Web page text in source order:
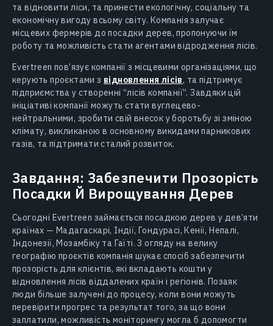
та відновити ліси, та принести екологічну, соціальну та
економічну вигоду всьому світу. Компанія залучає
місцевих фермерів до посадки дерев, пропонуючи їм
роботу та можливість стати агентами відродження лісів.
Evertreen пов’язує компанії з місцевими організаціями, що
керують проєктами з відновлення лісів, та підтримує
підприємства у створенні “лісів компанії”. Завдяки цій
ініціативі компанії можуть стати вуглецево-
нейтральними, зробити свій внесок у боротьбу зі зміною
клімату, викликаною в основному викидами парникових
газів, та підтримати сталий розвиток.
Завдання: Забезпечити Прозорість
Посадки Й Вирощування Дерев
Сьогодні Evertreen займається посадкою дерев у дев’яти
країнах — Мадагаскарі, Індії, Гондурасі, Кенії, Непалі,
Індонезії, Мозамбіку та Гаїті. З огляду на велику
географію проєктів компанія шукає спосіб забезпечити
прозорість для клієнтів, які вкладають кошти у
відновлення лісів віддалених країн і регіонів. Позаяк
люди більше залучені до процесу, коли вони можуть
перевірити прогрес та результат того, за що вони
заплатили, можливість моніторингу могла б допомогти